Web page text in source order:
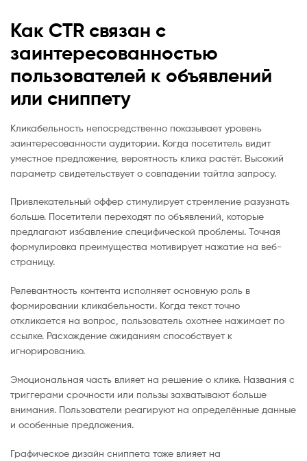
Как CTR связан с
заинтересованностью
пользователей к объявлений
или сниппету
Кликабельность непосредственно показывает уровень
заинтересованности аудитории. Когда посетитель видит
уместное предложение, вероятность клика растёт. Высокий
параметр свидетельствует о совпадении тайтла запросу.
Привлекательный оффер стимулирует стремление разузнать
больше. Посетители переходят по объявлений, которые
предлагают избавление специфической проблемы. Точная
формулировка преимущества мотивирует нажатие на веб-
страницу.
Релевантность контента исполняет основную роль в
формировании кликабельности. Когда текст точно
откликается на вопрос, пользователь охотнее нажимает по
ссылке. Расхождение ожиданиям способствует к
игнорированию.
Эмоциональная часть влияет на решение о клике. Названия с
триггерами срочности или пользы захватывают больше
внимания. Пользователи реагируют на определённые данные
и особенные предложения.
Графическое дизайн сниппета тоже влияет на